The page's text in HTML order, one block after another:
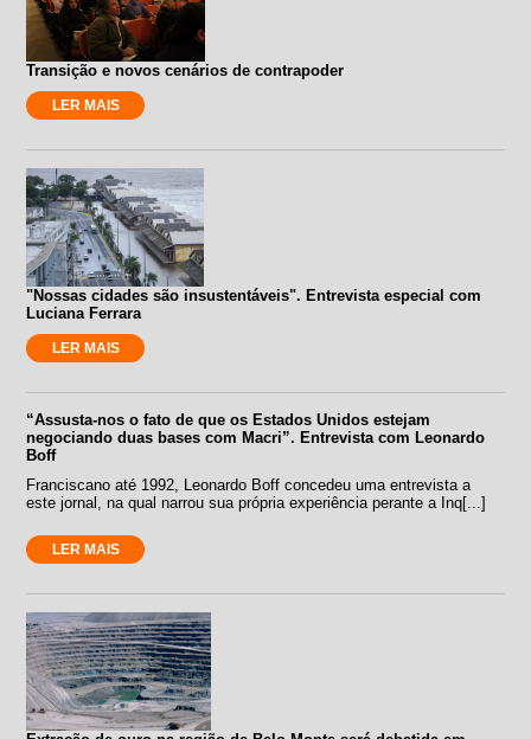
Transição e novos cenários de contrapoder
LER MAIS
"Nossas cidades são insustentáveis". Entrevista especial com
Luciana Ferrara
LER MAIS
“Assusta-nos o fato de que os Estados Unidos estejam
negociando duas bases com Macri”. Entrevista com Leonardo
Boff
Franciscano até 1992, Leonardo Boff concedeu uma entrevista a
este jornal, na qual narrou sua própria experiência perante a Inq[...]
LER MAIS